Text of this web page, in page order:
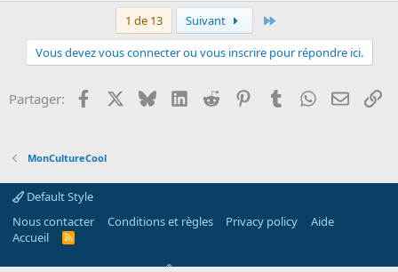
1 de 13 Suivant
Vous devez vous connecter ou vous inscrire pour répondre ici.
Partager: Facebook BlueskyLinkedInReddit PinterestTumblrWhatsApp
Email
MonCultureCool
Default Style
Nous contacter
Conditions et règles Privacy policy
Aide
Accueil
R
®